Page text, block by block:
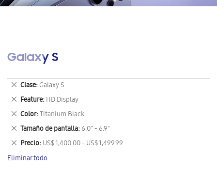
Galaxy S
Clase Galaxy S
Eliminar
este
artículo
Feature HD Display
Eliminar
este
artículo
Color Titanium Black.
Eliminar
este
artículo
Tamaño de pantalla 6.0" - 6.9"
Eliminar
este
artículo
Precio US$ 1,400.00 - US$ 1,499.99
Eliminar
este
artículo
Eliminar todo